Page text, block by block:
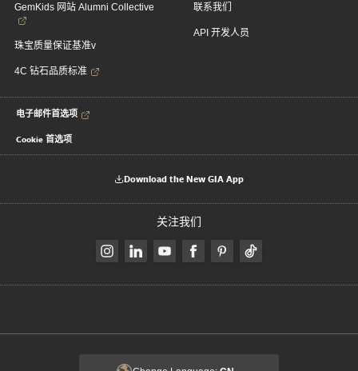
GemKids 网站 Alumni Collective
珠宝质量保证基准v
4C 钻石品质标准
联系我们
API 开发人员
电子邮件首选项
Cookie 首选项
Download the New GIA App
关注我们